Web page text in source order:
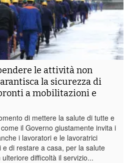
le attività non
la sicurezza di
a mobilitazioni e
di mettere la salute di tutte e
il Governo giustamente invita i
i lavoratori e le lavoratrici
di restare a casa, per la salute
difficoltà il servizio...